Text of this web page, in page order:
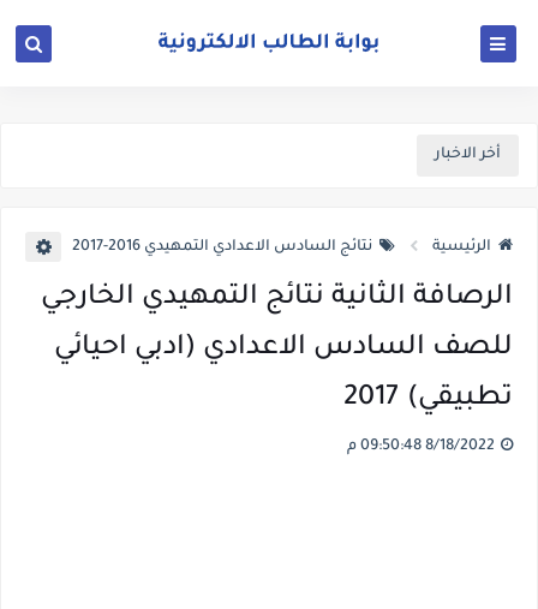
أخر الاخبار
الرئيسية نتائج السادس الاعدادي التمهيدي 2016-2017
الرصافة الثانية نتائج التمهيدي الخارجي
للصف السادس الاعدادي (ادبي احيائي
تطبيقي) 2017